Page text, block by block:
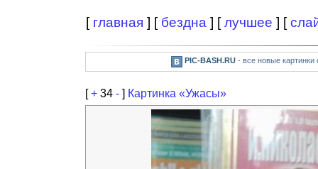
[ главная ] [ бездна ] [лучшее ] [
PIC-BASH.RU- все новые картинки
[+ 34 - ] Картинка «Ужасы»